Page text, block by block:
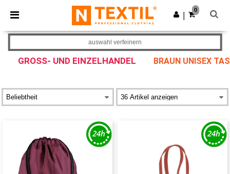
× Ntextil App
Bessere Preise in der App!
App holen
0
GROSS- UND EINZELHANDEL BRAUN UNISEX
auswahl verfeinern